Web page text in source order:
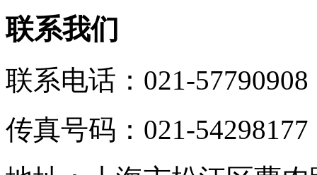
联系我们
联系电话：021-57790908
传真号码：021-54298177